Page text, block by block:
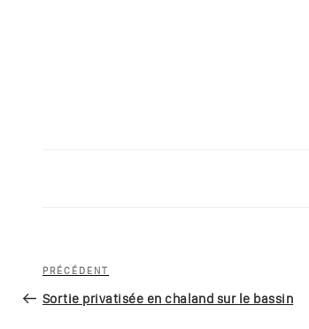
Navigation
de
Article
précédent
PRÉCÉDENT
Sortie privatisée en chaland sur le bassin